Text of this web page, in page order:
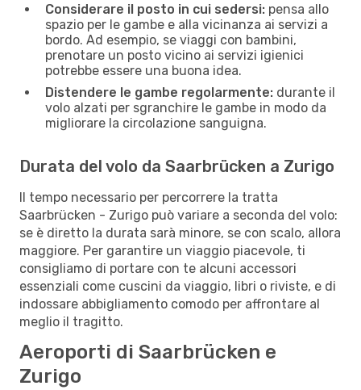
Considerare il posto in cui sedersi: pensa allo
spazio per le gambe e alla vicinanza ai servizi a
bordo. Ad esempio, se viaggi con bambini,
prenotare un posto vicino ai servizi igienici
potrebbe essere una buona idea.
Distendere le gambe regolarmente: durante il
volo alzati per sgranchire le gambe in modo da
migliorare la circolazione sanguigna.
Durata del volo da Saarbrücken a Zurigo
Il tempo necessario per percorrere la tratta
Saarbrücken - Zurigo può variare a seconda del volo:
se è diretto la durata sarà minore, se con scalo, allora
maggiore. Per garantire un viaggio piacevole, ti
consigliamo di portare con te alcuni accessori
essenziali come cuscini da viaggio, libri o riviste, e di
indossare abbigliamento comodo per affrontare al
meglio il tragitto.
Aeroporti di Saarbrücken e
Zurigo